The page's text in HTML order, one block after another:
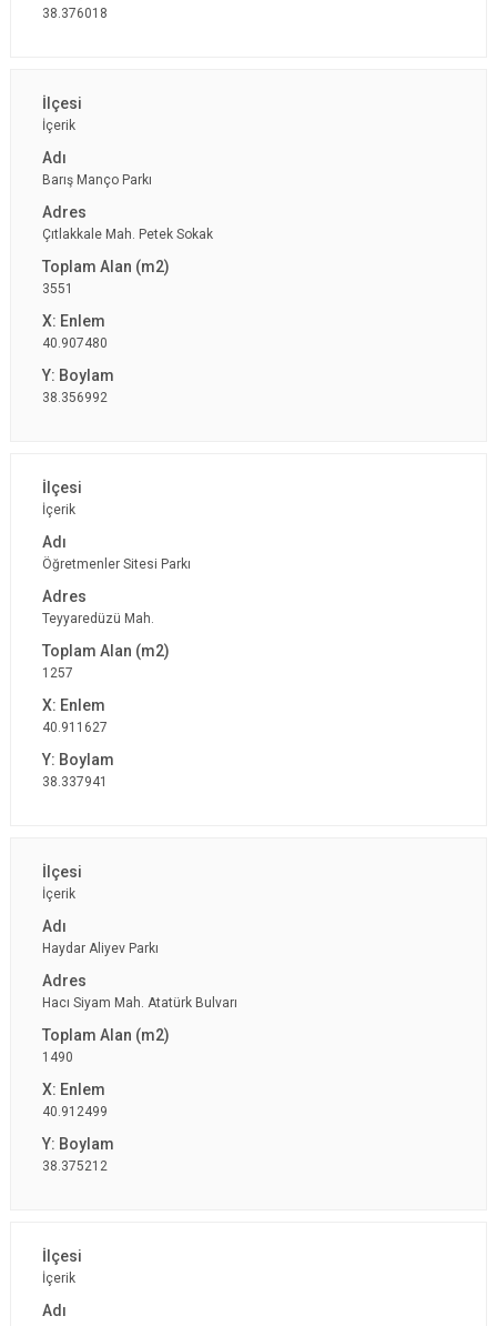
38.376018
İçerik
Barış Manço Parkı
Çıtlakkale Mah. Petek Sokak
3551
40.907480
38.356992
İçerik
Öğretmenler Sitesi Parkı
Teyyaredüzü Mah.
1257
40.911627
38.337941
İçerik
Haydar Aliyev Parkı
Hacı Siyam Mah. Atatürk Bulvarı
1490
40.912499
38.375212
İçerik